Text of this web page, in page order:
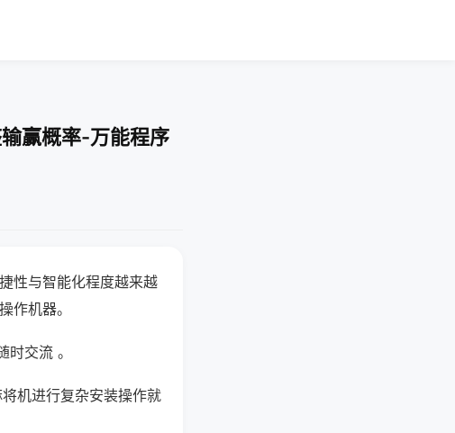
赢概率-万能程序
性与智能化程度越来越
作机器。
交流 。
机进行复杂安装操作就